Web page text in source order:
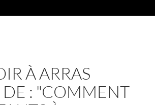
À ARRAS
DE : "COMMENT